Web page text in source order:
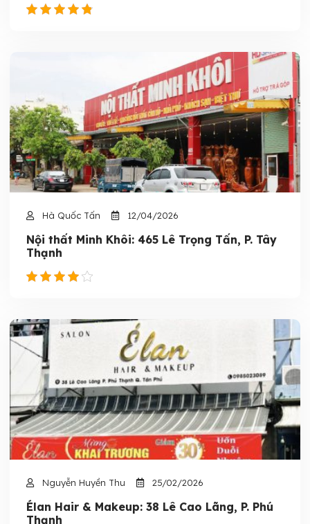
Hà Quốc Tấn 12/04/2026
Nội thất Minh Khôi: 465 Lê Trọng Tấn, P. Tây
Thạnh
Nguyễn Huyền Thu 25/02/2026
Élan Hair & Makeup: 38 Lê Cao Lãng, P. Phú
Thạnh